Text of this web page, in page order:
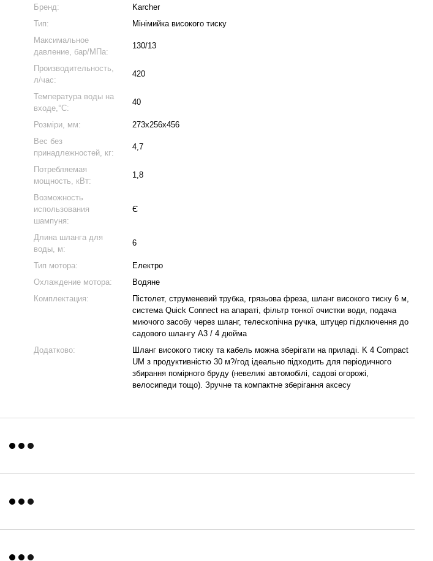
Бренд:
Karcher
Тип:
Мінімийка високого тиску
Максимальное
давление, бар/MПа:
130/13
Производительность,
л/час:
420
Температура воды на
входе,°C:
40
Розміри, мм:
273х256х456
Вес без
принадлежностей, кг:
4,7
Потребляемая
мощность, кВт:
1,8
Возможность
использования
шампуня:
Є
Длина шланга для
воды, м:
6
Тип мотора:
Електро
Охлаждение мотора:
Водяне
Комплектация:
Пістолет, струменевий трубка, грязьова фреза, шланг високого тиску 6 м,
система Quick Connect на апараті, фільтр тонкої очистки води, подача
миючого засобу через шланг, телескопічна ручка, штуцер підключення до
садового шлангу А3 / 4 дюйма
Додатково:
Шланг високого тиску та кабель можна зберігати на приладі. K 4 Compact
UM з продуктивністю 30 м?/год ідеально підходить для періодичного
збирання помірного бруду (невеликі автомобілі, садові огорожі,
велосипеди тощо). Зручне та компактне зберігання аксесу